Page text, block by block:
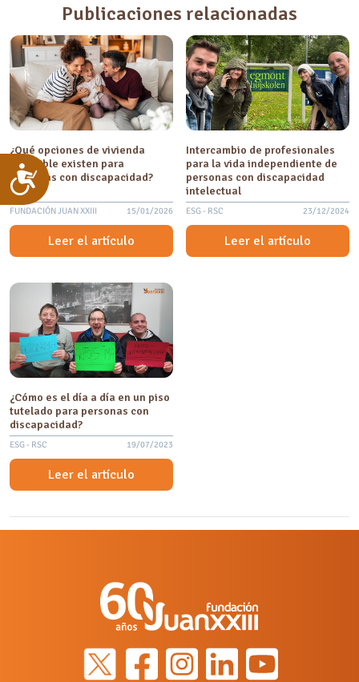
Accesibilidad
Publicaciones relacionadas
¿Qué opciones de vivienda
accesible existen para
personas con discapacidad?
FUNDACIÓN JUAN XXIII 15/01/2026
Leer el artículo
Intercambio de profesionales
para la vida independiente de
personas con discapacidad
intelectual
ESG - RSC 23/12/2024
Leer el artículo
¿Cómo es el día a día en un piso
tutelado para personas con
discapacidad?
ESG - RSC 19/07/2023
Leer el artículo